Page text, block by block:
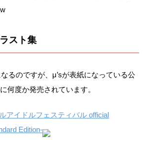
スト集
るのですが、μ’sが表紙になっている公
何度か発売されています。
アイドルフェスティバル official
Edition-